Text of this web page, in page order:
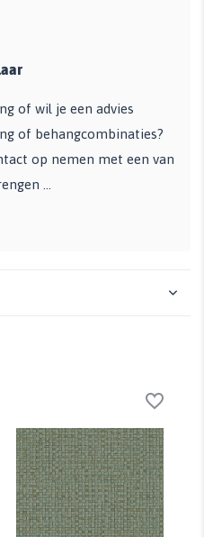
of wil je een advies
of behangcombinaties?
op nemen met een van
...